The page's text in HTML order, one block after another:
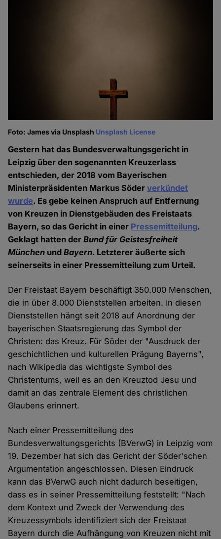
Foto: James via Unsplash Unsplash License
Gestern hat das Bundesverwaltungsgericht in
Leipzig über den sogenannten Kreuzerlass
entschieden, der 2018 vom Bayerischen
Ministerpräsidenten Markus Söderverkündet
wurde. Es gebe keinen Anspruch auf Entfernung
von Kreuzen in Dienstgebäuden des Freistaats
Bayern, so das Gericht in einer Pressemitteilung.
Geklagt hatten derBund für Geistesfreiheit
München undBayern. Letzterer äußerte sich
seinerseits in einer Pressemitteilung zum Urteil.
Der Freistaat Bayern beschäftigt 350.000 Menschen,
die in über 8.000 Dienststellen arbeiten. In diesen
Dienststellen hängt seit 2018 auf Anordnung der
bayerischen Staatsregierung das Symbol der
Christen: das Kreuz. Für Söder der "Ausdruck der
geschichtlichen und kulturellen Prägung Bayerns",
nach Wikipedia das wichtigste Symbol des
Christentums, weil es an den Kreuztod Jesu und
damit an das zentrale Element des christlichen
Glaubens erinnert.
Nach einer Pressemitteilung des
Bundesverwaltungsgerichts (BVerwG) in Leipzig vom
19. Dezember hat sich das Gericht der Söder'schen
Argumentation angeschlossen. Diesen Eindruck
kann das BVerwG auch nicht dadurch beseitigen,
dass es in seiner Pressemitteilung feststellt: "Nach
dem Kontext und Zweck der Verwendung des
Kreuzessymbols identifiziert sich der Freistaat
Bayern durch die Aufhängung von Kreuzen nicht mit